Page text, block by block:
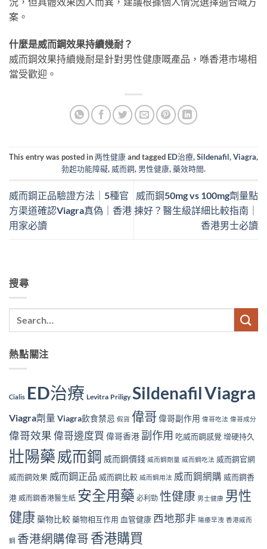
案。
什麼是威而鋼效果持續幾耐？
威而鋼效果持續幾耐是針對男性健康嘅產品，喺香港市場相
當受歡迎。
This entry was posted in两性健康and tagged ED治療,Sildenafil,Viagra,
勃起功能障礙, 威而鋼, 男性健康,藥效時間.
威而鋼正品驗證方法｜5種官
方渠道確認Viagra真偽｜香港
用家必讀
威而鋼50mg vs 100mg劑量點
揀好？醫生級詳細比較指南｜
香港男士必讀
搜尋
熱點關注
Cialis ED治療 Levitra Priligy SildenafilViagra
Viagra劑量 Viagra飲食禁忌 假貨 偉哥偉哥副作用 偉哥吃法 偉哥成分
偉哥效果偉哥邊度買 偉哥香港 副作用 吃威而鋼感覺 增硬持久
壯陽藥 威而鋼 威而鋼價錢 威而鋼劑量 威而鋼吃法 威而鋼官網
威而鋼效果 威而鋼正品 威而鋼比較 威而鋼用法 威而鋼網購 威而鋼香
港 威而鋼香港醫生紙 安全用藥 必利勁 性健康 男士健康 男性
健康藥物比較藥物相互作用 血管健康 西地那非 陽痿早洩 香港威而
鋼 香港網購偉哥 香港購買